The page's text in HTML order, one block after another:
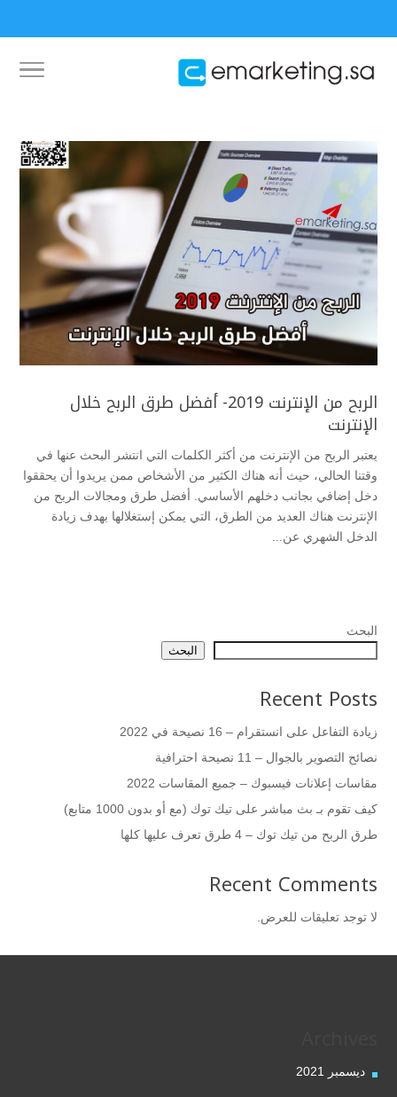
الربح من الإنترنت 2019- أفضل طرق الربح خلال
الإنترنت
يعتبر الربح من الإنترنت من أكثر الكلمات التي انتشر البحث عنها في
وقتنا الحالي، حيث أنه هناك الكثير من الأشخاص ممن يريدوا أن يحققوا
دخل إضافي بجانب دخلهم الأساسي. أفضل طرق ومجالات الربح من
الإنترنت هناك العديد من الطرق، التي يمكن إستغلالها بهدف زيادة
الدخل الشهري عن...
البحث
البحث
Recent Posts
زيادة التفاعل على انستقرام – 16 نصيحة في 2022
نصائح التصوير بالجوال – 11 نصيحة احترافية
مقاسات إعلانات فيسبوك – جميع المقاسات 2022
كيف تقوم بـ بث مباشر على تيك توك (مع أو بدون 1000 متابع)
طرق الربح من تيك توك – 4 طرق تعرف عليها كلها
Recent Comments
لا توجد تعليقات للعرض.
ديسمبر 2021